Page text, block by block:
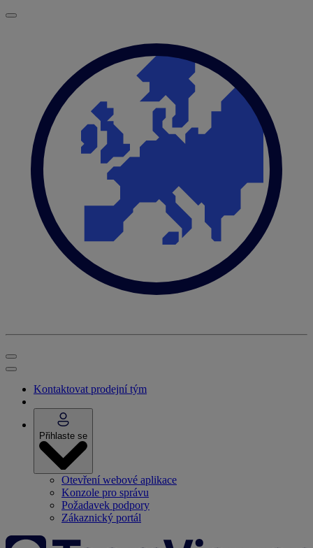
Kontaktovat prodejní tým
Přihlaste se
Otevření webové aplikace
Konzole pro správu
Požadavek podpory
Zákaznický portál